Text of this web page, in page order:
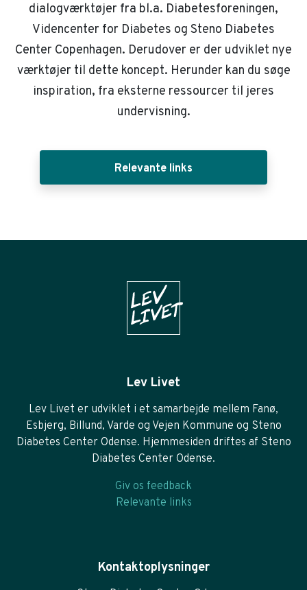
dialogværktøjer fra bl.a. Diabetesforeningen,
Videncenter for Diabetes og Steno Diabetes
Center Copenhagen. Derudover er der udviklet nye
værktøjer til dette koncept. Herunder kan du søge
inspiration, fra eksterne ressourcer til jeres
undervisning.
Relevante links
Lev Livet
Lev Livet er udviklet i et samarbejde mellem Fanø,
Esbjerg, Billund, Varde og Vejen Kommune og Steno
Diabetes Center Odense. Hjemmesiden driftes af Steno
Diabetes Center Odense.
Giv os feedback
Relevante links
Kontaktoplysninger